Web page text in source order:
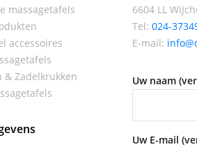
massagetafels
accessoires
& Zadelkrukken
6604 LL
Tel: 024-
E-mail:
Uw naam
Uw E-mail